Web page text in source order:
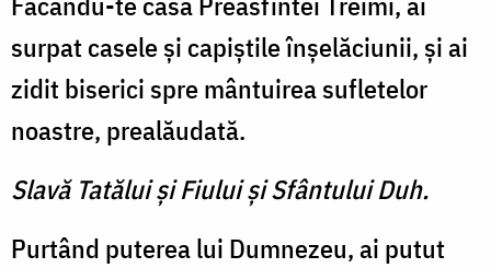
surpat casele şi capiştile înşelăciunii, şi ai
zidit biserici spre mântuirea sufletelor
noastre, prealăudată.
Slavă Tatălui şi Fiului şi Sfântului Duh.
Purtând puterea lui Dumnezeu, ai putut